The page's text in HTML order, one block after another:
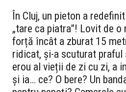
În Cluj, un pieton a
„tare ca piatra”! Lovit de o
forță încât a zburat 15
ridicat, și-a scuturat praful
erou al vieții de zi cu zi, a
și ia… ce? O bere? Un